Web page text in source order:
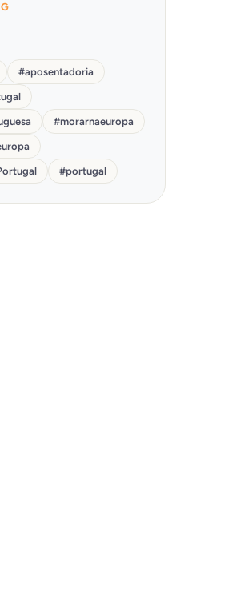
#aposentadoria
#morarnaeuropa
#portugal